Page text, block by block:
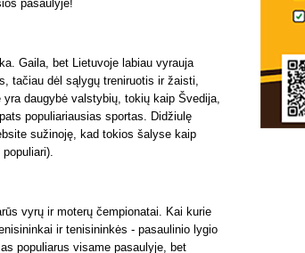
pasaulyje!
Gaila, bet Lietuvoje labiau vyrauja
tačiau dėl sąlygų treniruotis ir žaisti,
daugybė valstybių, tokių kaip Švedija,
populiariausias sportas. Didžiulę
sužinoję, kad tokios šalyse kaip
vyrų ir moterų čempionatai. Kai kurie
ir tenisininkės - pasaulinio lygio
populiarus visame pasaulyje, bet